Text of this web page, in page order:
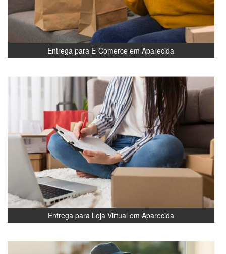
Entrega para E-Comerce em Aparecida
Entrega para Loja Virtual em Aparecida